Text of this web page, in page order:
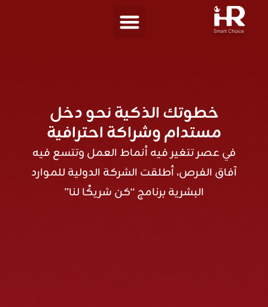
خطوتك الذكية نحو دخل
مستدام وشراكة احترافية
في عصر تتغير فيه أنماط العمل وتتسع فيه
آفاق الفرص، أطلقت الشركة الدولية للموارد
البشرية برنامج “كن شريكًا لنا”